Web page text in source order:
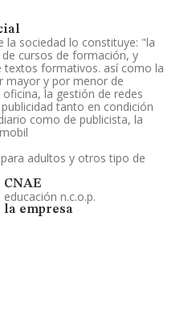
la sociedad lo constituye: "la
cursos de formación, y
textos formativos. así como la
mayor y por menor de
la gestión de redes
tanto en condición
como de publicista, la
para adultos y otros tipo de
n.c.o.p.
la empresa